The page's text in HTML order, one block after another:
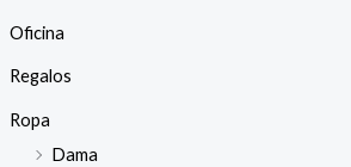
Oficina
Regalos
Ropa
Dama